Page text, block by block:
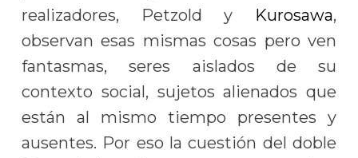
realizadores, Petzold y Kurosawa,
observan esas mismas cosas pero ven
fantasmas, seres aislados de su
contexto social, sujetos alienados que
están al mismo tiempo presentes y
ausentes. Por eso la cuestión del doble